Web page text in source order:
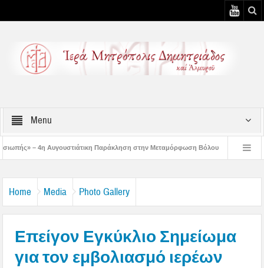
Menu
Παράκληση στην Μεταμόρφωση Βόλου Επίσκεψη του Δ/ντού της Β/
Home Media Photo Gallery
Επείγον Εγκύκλιο Σημείωμα
για τον εμβολιασμό ιερέων